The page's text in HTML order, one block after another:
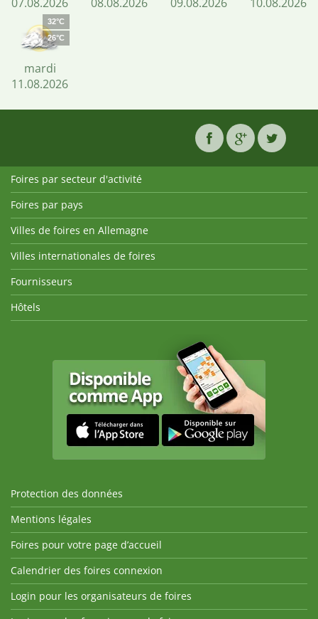
32°C
26°C
mardi
11.08.2026
Foires par secteur d'activité
Foires par pays
Villes de foires en Allemagne
Villes internationales de foires
Fournisseurs
Hôtels
Protection des données
Mentions légales
Foires pour votre page d’accueil
Calendrier des foires connexion
Login pour les organisateurs de foires